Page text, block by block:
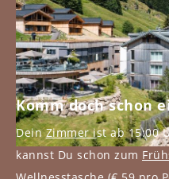
Komm doch schon
DeinZimmer ist ab 15:00
kannst Du schon zum